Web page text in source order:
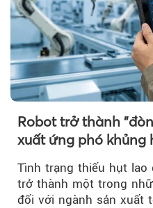
Robot trở thành
xuất ứng phó khủng
Tình trạng thiếu hụt lao
trở thành một trong
đối với ngành sản xuất